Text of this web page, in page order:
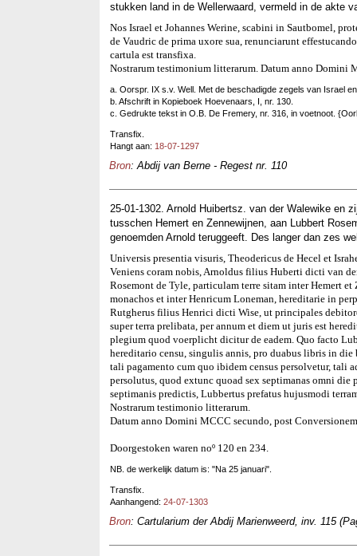
stukken land in de Wellerwaard, vermeld in de akte
Nos Israel et Johannes Werine, scabini in Sautbomel,
de Vaudric de prima uxore sua, renunciarunt
cartula est transfixa.
Nostrarum testimonium litterarum. Datum anno Domini
a. Oorspr. IX s.v. Well. Met de beschadigde zegels van Israel
b. Afschrift in Kopieboek Hoevenaars, I, nr. 130.
c. Gedrukte tekst in O.B. De Fremery, nr. 316, in voetnoot.
Transfix.
Hangt aan: 18-07-1297
Bron: Abdij van Berne - Regest nr. 110
25-01-1302. Arnold Huibertsz. van der Walewike en
tusschen Hemert en Zennewijnen, aan Lubbert
genoemden Arnold teruggeeft. Des langer dan zes
Universis presentia visuris, Theodericus de Hecel et
Veniens coram nobis, Arnoldus filius Huberti dicti van
Rosemont de Tyle, particulam terre sitam inter Hemert
monachos et inter Henricum Loneman, hereditarie in
Rutgherus filius Henrici dicti Wise, ut principales
super terra prelibata, per annum et diem ut juris est
plegium quod voerplicht dicitur de eadem. Quo facto
hereditario censu, singulis annis, pro duabus libris in
tali pagamento cum quo ibidem census persolvetur,
persolutus, quod extunc quoad sex septimanas omni die
septimanis predictis, Lubbertus prefatus hujusmodi
Nostrarum testimonio litterarum.
Datum anno Domini MCCC secundo, post
Doorgestoken waren noº 120 en 234.
NB. de werkelijk datum is: "Na 25 januari".
Transfix.
Aanhangend: 24-07-1303
Bron: Cartularium der Abdij Marienweerd, inv. 115